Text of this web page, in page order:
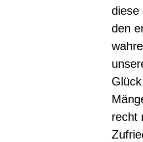
diese
den
recht